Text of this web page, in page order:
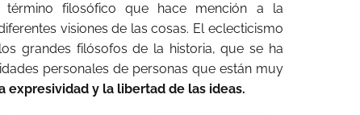
filosófico que hace mención a la
visiones de las cosas. El eclecticismo
grandes filósofos de la historia, que se ha
personales de personas que están muy
expresividad y la libertad de las ideas.